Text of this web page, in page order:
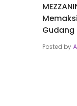
Gudang
Posted by